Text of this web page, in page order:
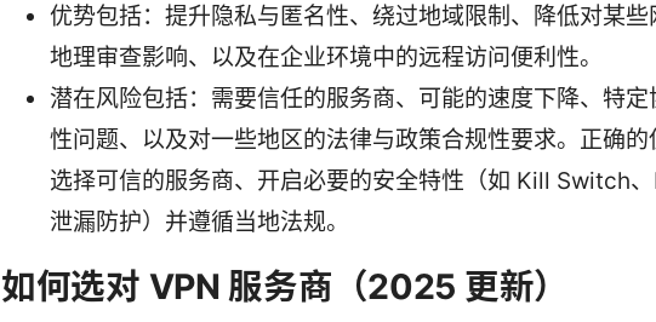
优势包括：提升隐私与匿名性、绕过地域限制、降低对某些
地理审查影响、以及在企业环境中的远程访问便利性。
潜在风险包括：需要信任的服务商、可能的速度下降、特
性问题、以及对一些地区的法律与政策合规性要求。正确的
选择可信的服务商、开启必要的安全特性（如 Kill Switch
泄漏防护）并遵循当地法规。
如何选对 VPN 服务商（2025 更新）